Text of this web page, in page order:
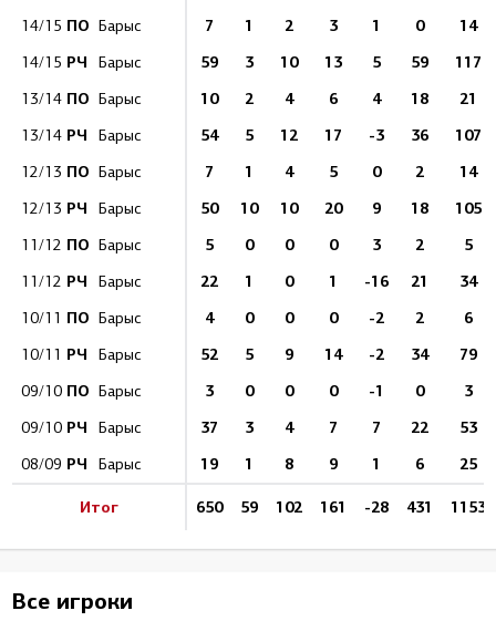
14/15 ПО Барыс 7 1 2 3 1 0 14
14/15 РЧ Барыс 59 3 10 13 5 59 117
13/14 ПО Барыс 10 2 4 6 4 18 21
13/14 РЧ Барыс 54 5 12 17 -3 36 107
12/13 ПО Барыс 7 1 4 5 0 2 14
12/13 РЧ Барыс 50 10 10 20 9 18 105
11/12 ПО Барыс 5 0 0 0 3 2 5
11/12 РЧ Барыс 22 1 0 1 -16 21 34
10/11 ПО Барыс 4 0 0 0 -2 2 6
10/11 РЧ Барыс 52 5 9 14 -2 34 79
09/10 ПО Барыс 3 0 0 0 -1 0 3
09/10 РЧ Барыс 37 3 4 7 7 22 53
08/09 РЧ Барыс 19 1 8 9 1 6 25
Итог 650 59 102 161 -28 431 1153
Все игроки